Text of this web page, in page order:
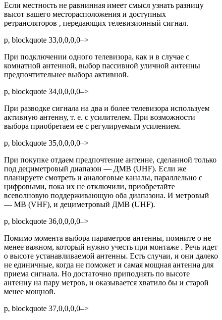
Если местность не равнинная имеет смысл узнать разницу
высот вашего месторасположения и доступных
ретрансляторов , передающих телевизионный сигнал.
p, blockquote 33,0,0,0,0–>
При подключении одного телевизора, как и в случае с
комнатной антенной, выбор пассивной уличной антенны
предпочтительнее выбора активной.
p, blockquote 34,0,0,0,0–>
При разводке сигнала на два и более телевизора используем
активную антенну, т. е. с усилителем. При возможности
выбора приобретаем ее с регулируемым усилением.
p, blockquote 35,0,0,0,0–>
При покупке отдаем предпочтение антенне, сделанной только
под дециметровый диапазон — ДМВ (UHF). Если же
планируете смотреть и аналоговые каналы, параллельно с
цифровыми, пока их не отключили, приобретайте
всеволновую поддерживающую оба диапазона. И метровый
— МВ (VHF), и дециметровый ДМВ (UHF).
p, blockquote 36,0,0,0,0–>
Помимо момента выбора параметров антенны, помните о не
менее важном, который нужно учесть при монтаже . Речь идет
о высоте устанавливаемой антенны. Есть случаи, и они далеко
не единичные, когда не поможет и самая мощная антенна для
приема сигнала. Но достаточно приподнять по высоте
антенну на пару метров, и оказывается хватило бы и старой
менее мощной.
p, blockquote 37,0,0,0,0–>